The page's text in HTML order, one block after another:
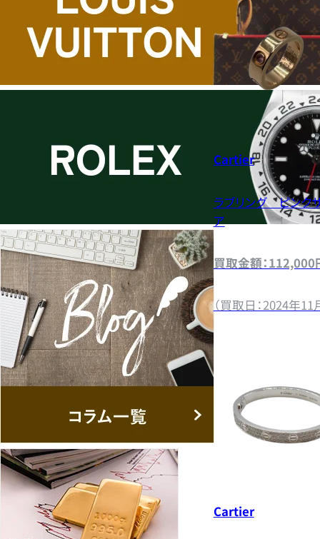
Cartier
ラブリング ピンク
ア
買取金額：112,000
（買取日：2024年11
Cartier